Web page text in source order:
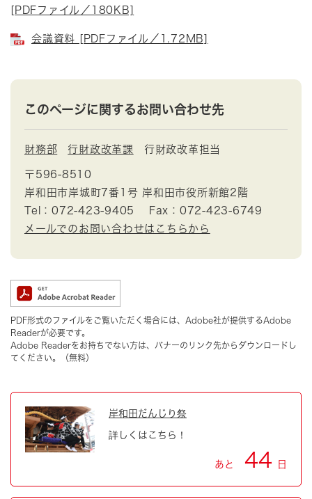
[PDFファイル／180KB]
会議資料 [PDFファイル／1.72MB]
このページに関するお問い合わせ先
財務部 行財政改革課 行財政改革担当
〒596-8510
岸和田市岸城町7番1号 岸和田市役所新館2階
Tel：072-423-9405
Fax：072-423-6749
メールでのお問い合わせはこちらから
PDF形式のファイルをご覧いただく場合には、Adobe社が提供するAdobe
Readerが必要です。
Adobe Readerをお持ちでない方は、バナーのリンク先からダウンロードし
てください。（無料）
岸和田だんじり祭
詳しくはこちら！
あと 44 日